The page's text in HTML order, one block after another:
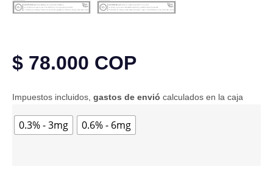
$ 78.000 COP
Impuestos incluidos, gastos de envió calculados en la caja
0.3% - 3mg 0.6% - 6mg